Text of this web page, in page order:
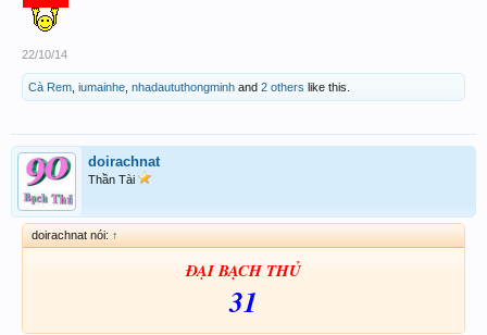
22/10/14
Cà Rem iumainhe nhadaututhongminh and 2 others like this.
doirachnat
Thần Tài
doirachnat nói: ↑
ĐẠI BẠCH THỦ
31